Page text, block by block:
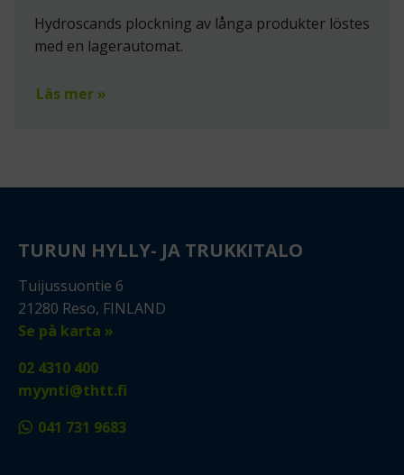
Hydroscands plockning av långa produkter löstes
med en lagerautomat.
Läs mer »
TURUN HYLLY- JA TRUKKITALO
Tuijussuontie 6
21280 Reso, FINLAND
Se på karta »
02 4310 400
myynti@thtt.fi
041 731 9683